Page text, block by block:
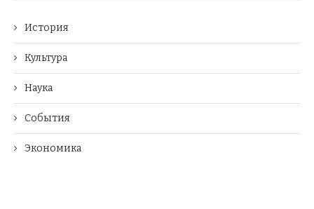
История
Культура
Наука
События
Экономика